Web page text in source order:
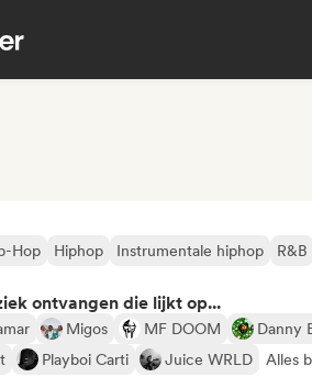
Hop Hiphop Instrumentale hiphop R&B
ontvangen die lijkt op...
Migos MF DOOM Danny
Playboi Carti Juice WRLD Alles